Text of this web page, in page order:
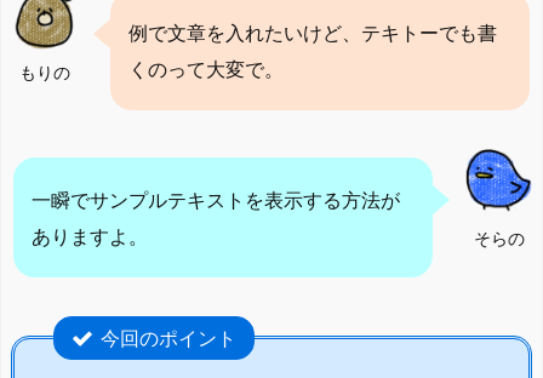
もりの
例で文章を入れたいけど、テキトーでも書
くのって大変で。
そらの
一瞬でサンプルテキストを表示する方法が
ありますよ。
今回のポイント